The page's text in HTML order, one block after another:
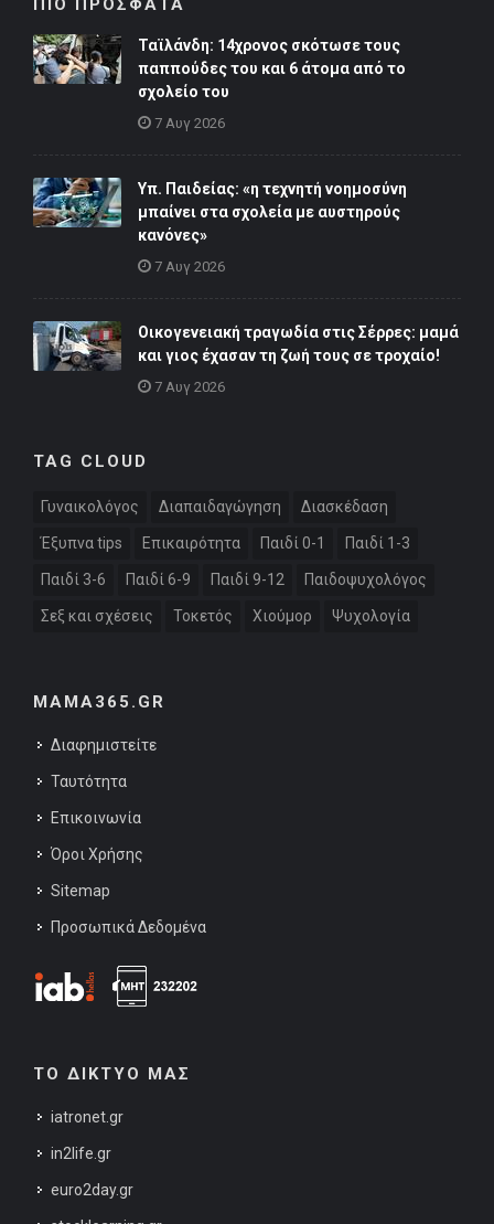
ΠΙΟ ΠΡΟΣΦΑΤΑ
Ταϊλάνδη: 14χρονος σκότωσε τους
παππούδες του και 6 άτομα από το
σχολείο του
7 Αυγ 2026
Υπ. Παιδείας: «η τεχνητή νοημοσύνη
μπαίνει στα σχολεία με αυστηρούς
κανόνες»
7 Αυγ 2026
Οικογενειακή τραγωδία στις Σέρρες: μαμά
και γιος έχασαν τη ζωή τους σε τροχαίο!
7 Αυγ 2026
TAG CLOUD
Γυναικολόγος Διαπαιδαγώγηση Διασκέδαση
Έξυπνα tips Επικαιρότητα Παιδί 0-1 Παιδί 1-3
Παιδί 3-6 Παιδί 6-9 Παιδί 9-12 Παιδοψυχολόγος
Σεξ και σχέσεις Τοκετός Χιούμορ Ψυχολογία
MAMA365.GR
Διαφημιστείτε
Ταυτότητα
Επικοινωνία
Όροι Χρήσης
Sitemap
Προσωπικά Δεδομένα
ΤΟ ΔΙΚΤΥΟ ΜΑΣ
iatronet.gr
in2life.gr
euro2day.gr